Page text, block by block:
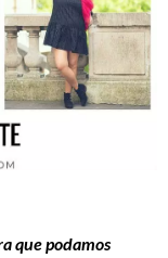
que podamos